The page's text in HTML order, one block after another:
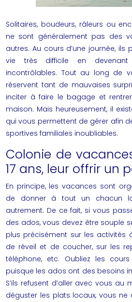
Solitaires, boudeurs, râleurs ou
ne sont généralement pas des
autres. Au cours d’une journée, ils
vie très difficile en
incontrôlables. Tout au long de
réservent tant de mauvaises
inciter à faire le bagage et
maison. Mais heureusement, il
qui vous permettent de gérer afin
sportives familiales inoubliables.
Colonie de
17 ans, leur offrir un
En principe, les vacances sont
de donner à tout un chacun
autrement. De ce fait, si vous
des ados, vous devez être souple
plus précisément sur les activités
de réveil et de coucher, sur les
téléphone, etc. Oubliez les
puisque les ados ont des besoins
S’ils refusent d’aller avec vous
déguster les plats locaux, vous